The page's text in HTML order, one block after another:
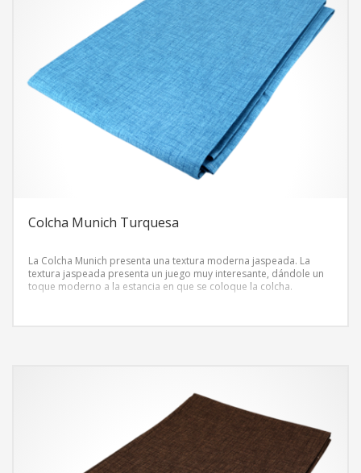
Colcha Munich Turquesa
La Colcha Munich presenta una textura moderna jaspeada. La
textura jaspeada presenta un juego muy interesante, dándole un
toque moderno a la estancia en que se coloque la colcha.